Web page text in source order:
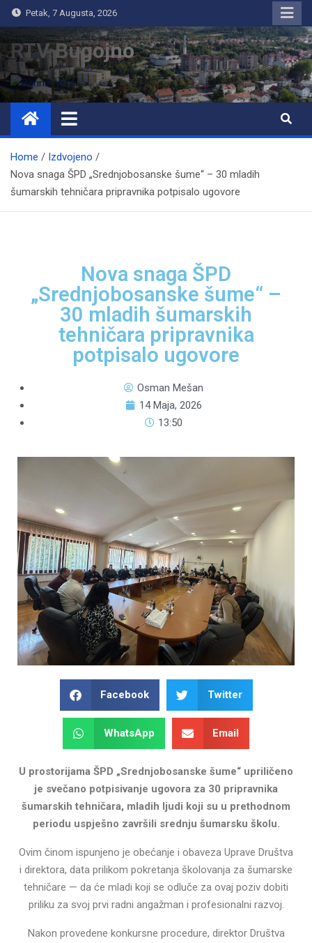
Petak, 7 Augusta, 2026
RTV Bugojno
Home
Izdvojeno
Nova snaga ŠPD „Srednjobosanske šume“ – 30 mladih
šumarskih tehničara pripravnika potpisalo ugovore
Nova snaga ŠPD
„Srednjobosanske šume“ –
30 mladih šumarskih
tehničara pripravnika
potpisalo ugovore
Osman Mešan
14 Maja, 2026
13:50
Facebook Twitter
WhatsApp Email
U prostorijama ŠPD „Srednjobosanske šume“ upriličeno
je svečano potpisivanje ugovora za 30 pripravnika
šumarskih tehničara, mladih ljudi koji su u prethodnom
periodu uspješno završili srednju šumarsku školu.
Ovim činom ispunjeno je obećanje i obaveza Uprave Društva
i direktora, data prilikom pokretanja školovanja za šumarske
tehničare — da će mladi koji se odluče za ovaj poziv dobiti
priliku za svoj prvi radni angažman i profesionalni razvoj.
Nakon provedene konkursne procedure, direktor Društva